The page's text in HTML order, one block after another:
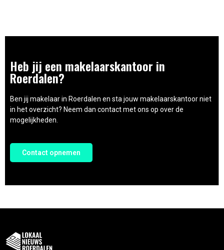
Heb jij een makelaarskantoor in
Roerdalen?
Ben jij makelaar in Roerdalen en sta jouw makelaarskantoor niet
in het overzicht? Neem dan contact met ons op over de
mogelijkheden.
Contact opnemen